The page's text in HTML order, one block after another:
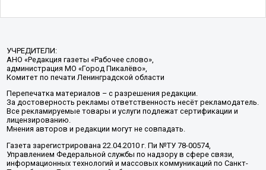
УЧРЕДИТЕЛИ:
АНО «Редакция газеты «Рабочее слово»,
администрация МО «Город Пикалёво»,
Комитет по печати Ленинградской области
Перепечатка материалов – с разрешения редакции.
За достоверность рекламы ответственность несёт рекламодатель.
Все рекламируемые товары и услуги подлежат сертификации и
лицензированию.
Мнения авторов и редакции могут не совпадать.
Газета зарегистрирована 22.04.2010 г. Пи №ТУ 78-00574,
Управлением Федеральной службы по надзору в сфере связи,
информационных технологий и массовых коммуникаций по Санкт-